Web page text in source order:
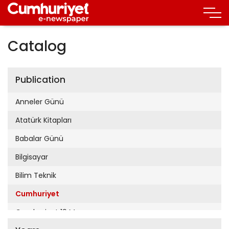
Catalog
Publication
Anneler Günü
Atatürk Kitapları
Babalar Günü
Bilgisayar
Bilim Teknik
Cumhuriyet
Cumhuriyet 19 Mayıs